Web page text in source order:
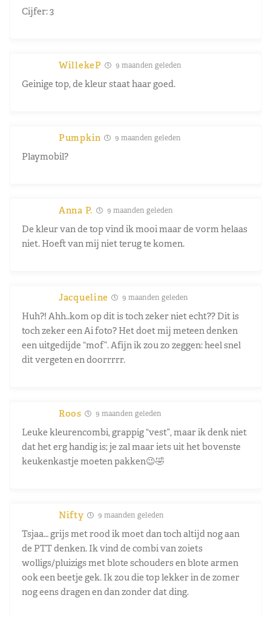
Cijfer: 3
WillekeP 9 maanden geleden
Geinige top, de kleur staat haar goed.
Pumpkin 9 maanden geleden
Playmobil?
Anna P. 9 maanden geleden
De kleur van de top vind ik mooi maar de vorm helaas
niet. Hoeft van mij niet terug te komen.
Jacqueline 9 maanden geleden
Huh?! Ahh..kom op dit is toch zeker niet echt?? Dit is
toch zeker een Ai foto? Het doet mij meteen denken
een uitgedijde “mof”. Afijn ik zou zo zeggen: heel snel
dit vergeten en doorrrrr.
Roos 9 maanden geleden
Leuke kleurencombi, grappig “vest”, maar ik denk niet
dat het erg handig is; je zal maar iets uit het bovenste
keukenkastje moeten pakken😉🤣
Nifty 9 maanden geleden
Tsjaa… grijs met rood ik moet dan toch altijd nog aan
de PTT denken. Ik vind de combi van zoiets
wolligs/pluizigs met blote schouders en blote armen
ook een beetje gek. Ik zou die top lekker in de zomer
nog eens dragen en dan zonder dat ding.